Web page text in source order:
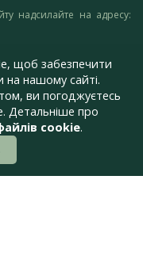
надсилайте на адресу:
щоб забезпечити
нашому сайті.
ви погоджуєтесь
Детальніше про
cookie.